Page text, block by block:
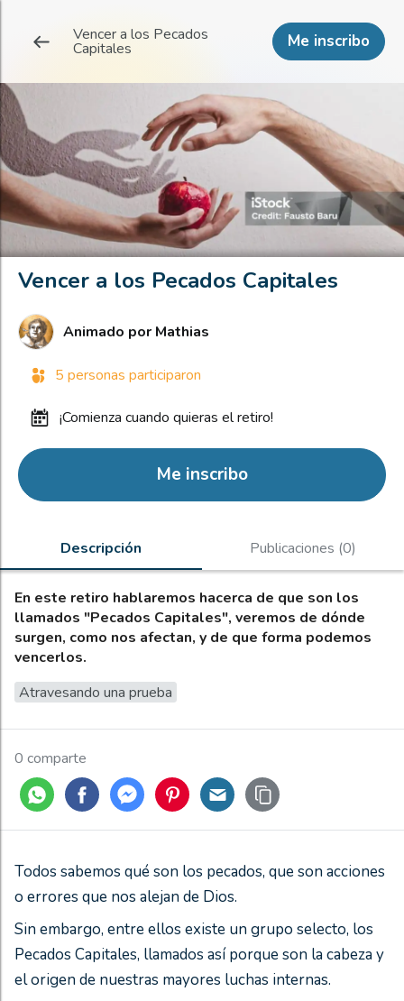
Vencer a los Pecados
Capitales Me inscribo
Vencer a los Pecados Capitales
Animado por Mathias
5 personas participaron
¡comienza cuando quieras el retiro!
Me inscribo
Descripción Publicaciones (0)
En este retiro hablaremos hacerca de que son los
llamados "Pecados Capitales", veremos de dónde
surgen, como nos afectan, y de que forma podemos
vencerlos.
Atravesando una prueba
0 comparte
Todos sabemos qué son los pecados, que son acciones
o errores que nos alejan de Dios.
Sin embargo, entre ellos existe un grupo selecto, los
Pecados Capitales, llamados así porque son la cabeza y
el origen de nuestras mayores luchas internas.